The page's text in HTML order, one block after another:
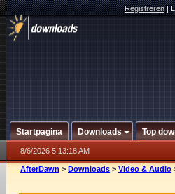
Registreren|
Startpagina Downloads Top
8/6/2026 5:13:18 AM
AfterDawn > Downloads > Video & Audio